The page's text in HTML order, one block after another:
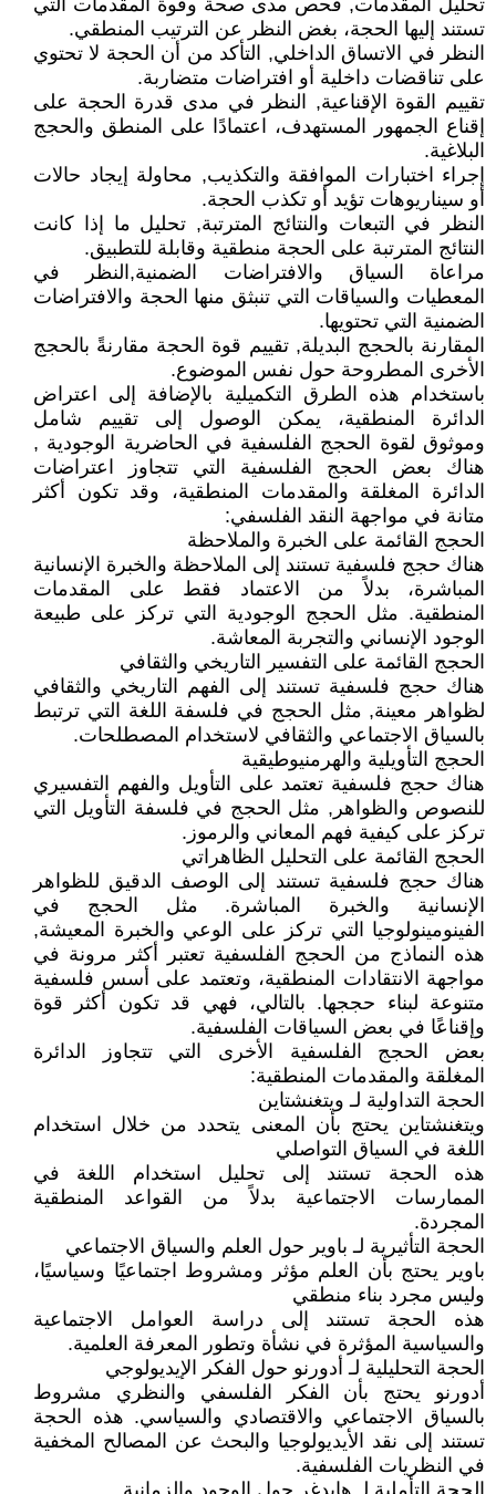
تحليل المقدمات, فحص مدى صحة وقوة المقدمات التي
تستند إليها الحجة، بغض النظر عن الترتيب المنطقي.
النظر في الاتساق الداخلي, التأكد من أن الحجة لا تحتوي
على تناقضات داخلية أو افتراضات متضاربة.
تقييم القوة الإقناعية, النظر في مدى قدرة الحجة على
إقناع الجمهور المستهدف، اعتمادًا على المنطق والحجج
البلاغية.
إجراء اختبارات الموافقة والتكذيب, محاولة إيجاد حالات
أو سيناريوهات تؤيد أو تكذب الحجة.
النظر في التبعات والنتائج المترتبة, تحليل ما إذا كانت
النتائج المترتبة على الحجة منطقية وقابلة للتطبيق.
مراعاة السياق والافتراضات الضمنية,النظر في
المعطيات والسياقات التي تنبثق منها الحجة والافتراضات
الضمنية التي تحتويها.
المقارنة بالحجج البديلة, تقييم قوة الحجة مقارنةً بالحجج
الأخرى المطروحة حول نفس الموضوع.
باستخدام هذه الطرق التكميلية بالإضافة إلى اعتراض
الدائرة المنطقية، يمكن الوصول إلى تقييم شامل
وموثوق لقوة الحجج الفلسفية في الحاضرية الوجودية ,
هناك بعض الحجج الفلسفية التي تتجاوز اعتراضات
الدائرة المغلقة والمقدمات المنطقية، وقد تكون أكثر
متانة في مواجهة النقد الفلسفي:
الحجج القائمة على الخبرة والملاحظة
هناك حجج فلسفية تستند إلى الملاحظة والخبرة الإنسانية
المباشرة، بدلاً من الاعتماد فقط على المقدمات
المنطقية. مثل الحجج الوجودية التي تركز على طبيعة
الوجود الإنساني والتجربة المعاشة.
الحجج القائمة على التفسير التاريخي والثقافي
هناك حجج فلسفية تستند إلى الفهم التاريخي والثقافي
لظواهر معينة, مثل الحجج في فلسفة اللغة التي ترتبط
بالسياق الاجتماعي والثقافي لاستخدام المصطلحات.
الحجج التأويلية والهرمنيوطيقية
هناك حجج فلسفية تعتمد على التأويل والفهم التفسيري
للنصوص والظواهر, مثل الحجج في فلسفة التأويل التي
تركز على كيفية فهم المعاني والرموز.
الحجج القائمة على التحليل الظاهراتي
هناك حجج فلسفية تستند إلى الوصف الدقيق للظواهر
الإنسانية والخبرة المباشرة. مثل الحجج في
الفينومينولوجيا التي تركز على الوعي والخبرة المعيشة,
هذه النماذج من الحجج الفلسفية تعتبر أكثر مرونة في
مواجهة الانتقادات المنطقية، وتعتمد على أسس فلسفية
متنوعة لبناء حججها. بالتالي، فهي قد تكون أكثر قوة
وإقناعًا في بعض السياقات الفلسفية.
بعض الحجج الفلسفية الأخرى التي تتجاوز الدائرة
المغلقة والمقدمات المنطقية:
الحجة التداولية لـ ويتغنشتاين
ويتغنشتاين يحتج بأن المعنى يتحدد من خلال استخدام
اللغة في السياق التواصلي
هذه الحجة تستند إلى تحليل استخدام اللغة في
الممارسات الاجتماعية بدلاً من القواعد المنطقية
المجردة.
الحجة التأثيرية لـ باوير حول العلم والسياق الاجتماعي
باوير يحتج بأن العلم مؤثر ومشروط اجتماعيًا وسياسيًا،
وليس مجرد بناء منطقي
هذه الحجة تستند إلى دراسة العوامل الاجتماعية
والسياسية المؤثرة في نشأة وتطور المعرفة العلمية.
الحجة التحليلية لـ أدورنو حول الفكر الإيديولوجي
أدورنو يحتج بأن الفكر الفلسفي والنظري مشروط
بالسياق الاجتماعي والاقتصادي والسياسي. هذه الحجة
تستند إلى نقد الأيديولوجيا والبحث عن المصالح المخفية
في النظريات الفلسفية.